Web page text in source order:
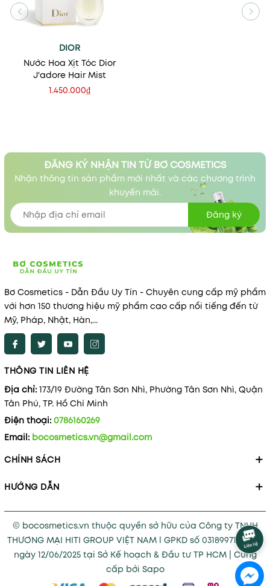
DIOR
Nước Hoa Xịt Tóc Dior
J'adore Hair Mist
1.450.000₫
ĐĂNG KÝ NHẬN TIN TỪ BƠ COSMETICS
Nhận thông tin sản phẩm mới nhất và các chương trình
khuyến mãi.
Đăng ký
Bơ Cosmetics - Dẫn Đầu Uy Tín - Chuyên cung cấp mỹ phẩm
với hơn 150 thương hiệu mỹ phẩm cao cấp nổi tiếng đến từ
Mỹ, Pháp, Nhật, Hàn,...
THÔNG TIN LIÊN HỆ
Địa chỉ: 173/19 Đường Tân Sơn Nhì, Phường Tân Sơn Nhì, Quận
Tân Phú, TP. Hồ Chí Minh
Điện thoại: 0786160269
Email: bocosmetics.vn@gmail.com
CHÍNH SÁCH
HƯỚNG DẪN
© bocosmetics.vn thuộc quyền sở hữu của Công ty TNHH
THƯƠNG MẠI HITI GROUP VIỆT NAM l GPKD số 0318997121 cấp
ngày 12/06/2025 tại Sở Kế hoạch & Đầu tư TP HCM Cung
cấp bởi Sapo